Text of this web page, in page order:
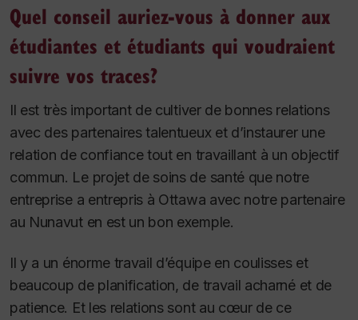
Quel conseil auriez-vous à donner aux
étudiantes et étudiants qui voudraient
suivre vos traces?
Il est très important de cultiver de bonnes relations
avec des partenaires talentueux et d’instaurer une
relation de confiance tout en travaillant à un objectif
commun. Le projet de soins de santé que notre
entreprise a entrepris à Ottawa avec notre partenaire
au Nunavut en est un bon exemple.
Il y a un énorme travail d’équipe en coulisses et
beaucoup de planification, de travail acharné et de
patience. Et les relations sont au cœur de ce